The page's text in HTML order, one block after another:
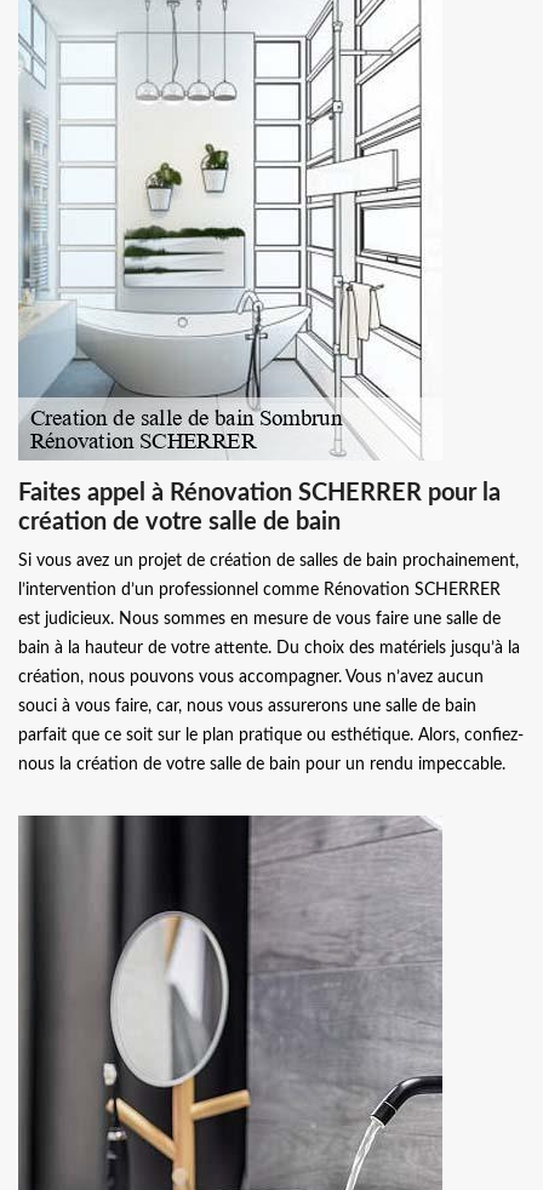
Faites appel à Rénovation SCHERRER pour la
création de votre salle de bain
Si vous avez un projet de création de salles de bain prochainement,
l’intervention d’un professionnel comme Rénovation SCHERRER
est judicieux. Nous sommes en mesure de vous faire une salle de
bain à la hauteur de votre attente. Du choix des matériels jusqu’à la
création, nous pouvons vous accompagner. Vous n’avez aucun
souci à vous faire, car, nous vous assurerons une salle de bain
parfait que ce soit sur le plan pratique ou esthétique. Alors, confiez-
nous la création de votre salle de bain pour un rendu impeccable.